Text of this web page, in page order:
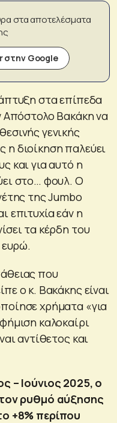
στα αποτελέσματα
στην Google
στα επίπεδα
Απόστολο Βακάκη να
γενικής
διοίκηση παλεύει
και για αυτό η
στο… φουλ. Ο
της Jumbo
επιτυχία εάν η
τα κέρδη του
ευρώ.
που
ο κ. Βακάκης είναι
χρήματα «για
καλοκαίρι
αντίθετος και
– Ιούνιος 2025, ο
ρυθμό αύξησης
+8% περίπου